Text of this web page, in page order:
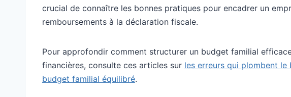
crucial de connaître les bonnes pratiques pour encadrer un
remboursements à la déclaration fiscale.
Pour approfondir comment structurer un budget familial
financières, consulte ces articles sur les erreurs qui plombent le
budget familial équilibré.